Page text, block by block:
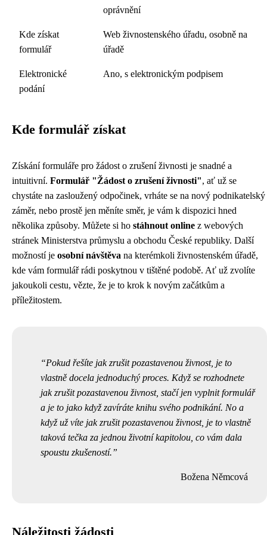
oprávnění
Kde získat
formulář
Web živnostenského úřadu, osobně na
úřadě
Elektronické
podání
Ano, s elektronickým podpisem
Kde formulář získat
Získání formuláře pro žádost o zrušení živnosti je snadné a
intuitivní. Formulář "Žádost o zrušení živnosti", ať už se
chystáte na zasloužený odpočinek, vrháte se na nový podnikatelský
záměr, nebo prostě jen měníte směr, je vám k dispozici hned
několika způsoby. Můžete si ho stáhnout online z webových
stránek Ministerstva průmyslu a obchodu České republiky. Další
možností je osobní návštěva na kterémkoli živnostenském úřadě,
kde vám formulář rádi poskytnou v tištěné podobě. Ať už zvolíte
jakoukoli cestu, vězte, že je to krok k novým začátkům a
příležitostem.
Pokud řešíte jak zrušit pozastavenou živnost, je to
vlastně docela jednoduchý proces. Když se rozhodnete
jak zrušit pozastavenou živnost, stačí jen vyplnit formulář
a je to jako když zavíráte knihu svého podnikání. No a
když už víte jak zrušit pozastavenou živnost, je to vlastně
taková tečka za jednou životní kapitolou, co vám dala
spoustu zkušeností.
Božena Němcová
Náležitosti žádosti